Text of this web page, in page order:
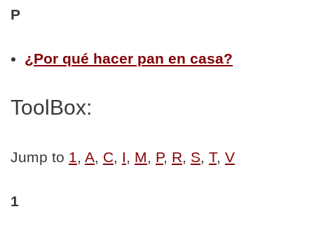
P
¿Por qué hacer pan en casa?
ToolBox:
Jump to 1, A, C, I, M, P, R, S, T, V
1